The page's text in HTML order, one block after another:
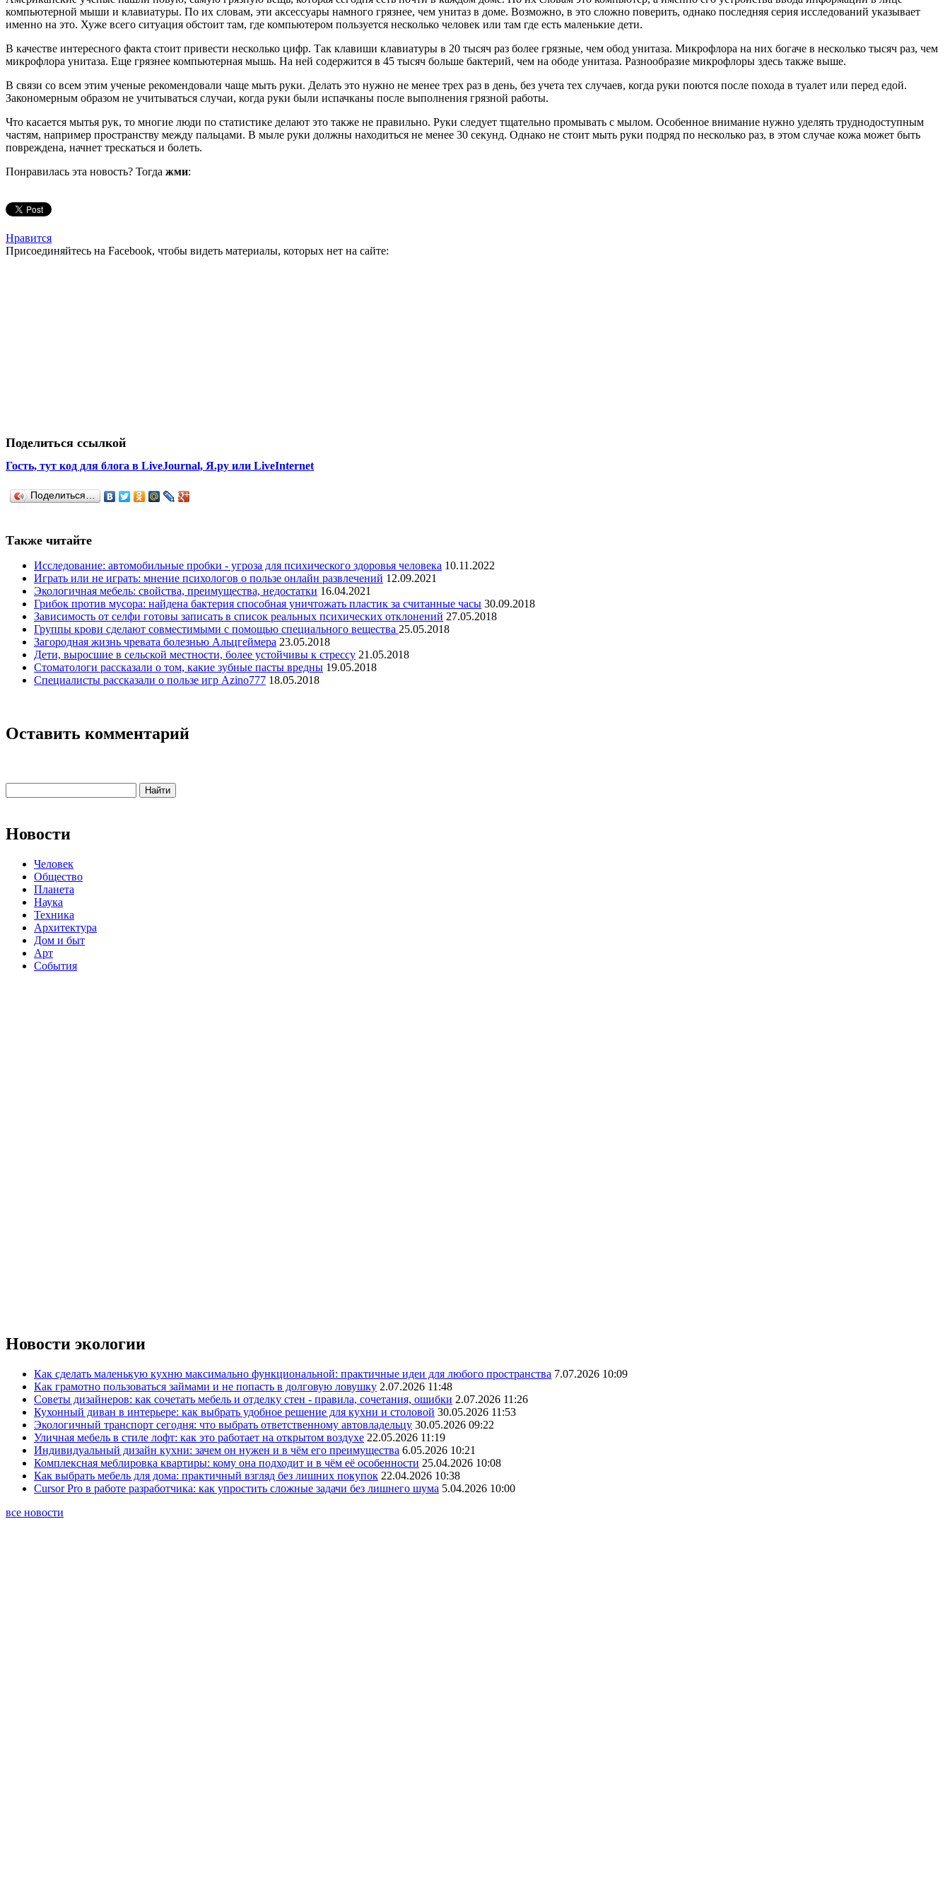
компьютерной мыши и клавиатуры. По их словам, эти аксессуары намного грязнее, чем унитаз в доме. Возможно, в это сложно поверить, однако последняя серия исследований указывает
именно на это. Хуже всего ситуация обстоит там, где компьютером пользуется несколько человек или там где есть маленькие дети.
В качестве интересного факта стоит привести несколько цифр. Так клавиши клавиатуры в 20 тысяч раз более грязные, чем обод унитаза. Микрофлора на них богаче в несколько тысяч раз, чем
микрофлора унитаза. Еще грязнее компьютерная мышь. На ней содержится в 45 тысяч больше бактерий, чем на ободе унитаза. Разнообразие микрофлоры здесь также выше.
В связи со всем этим ученые рекомендовали чаще мыть руки. Делать это нужно не менее трех раз в день, без учета тех случаев, когда руки поются после похода в туалет или перед едой.
Закономерным образом не учитываться случаи, когда руки были испачканы после выполнения грязной работы.
Что касается мытья рук, то многие люди по статистике делают это также не правильно. Руки следует тщательно промывать с мылом. Особенное внимание нужно уделять труднодоступным
частям, например пространству между пальцами. В мыле руки должны находиться не менее 30 секунд. Однако не стоит мыть руки подряд по несколько раз, в этом случае кожа может быть
повреждена, начнет трескаться и болеть.
Понравилась эта новость? Тогда жми:
Нравится
Присоединяйтесь на Facebook, чтобы видеть материалы, которых нет на сайте:
Поделиться ссылкой
Гость, тут код для блога в LiveJournal, Я.ру или LiveInternet
Поделиться…
Также читайте
Исследование: автомобильные пробки - угроза для психического здоровья человека 10.11.2022
Играть или не играть: мнение психологов о пользе онлайн развлечений 12.09.2021
Экологичная мебель: свойства, преимущества, недостатки 16.04.2021
Грибок против мусора: найдена бактерия способная уничтожать пластик за считанные часы 30.09.2018
Зависимость от селфи готовы записать в список реальных психических отклонений 27.05.2018
Группы крови сделают совместимыми с помощью специального вещества 25.05.2018
Загородная жизнь чревата болезнью Альцгеймера 23.05.2018
Дети, выросшие в сельской местности, более устойчивы к стрессу 21.05.2018
Стоматологи рассказали о том, какие зубные пасты вредны 19.05.2018
Специалисты рассказали о пользе игр Azino777 18.05.2018
Оставить комментарий
Новости
Человек
Общество
Планета
Наука
Техника
Архитектура
Дом и быт
Арт
События
Новости экологии
Как сделать маленькую кухню максимально функциональной: практичные идеи для любого пространства 7.07.2026 10:09
Как грамотно пользоваться займами и не попасть в долговую ловушку 2.07.2026 11:48
Советы дизайнеров: как сочетать мебель и отделку стен - правила, сочетания, ошибки 2.07.2026 11:26
Кухонный диван в интерьере: как выбрать удобное решение для кухни и столовой 30.05.2026 11:53
Экологичный транспорт сегодня: что выбрать ответственному автовладельцу 30.05.2026 09:22
Уличная мебель в стиле лофт: как это работает на открытом воздухе 22.05.2026 11:19
Индивидуальный дизайн кухни: зачем он нужен и в чём его преимущества 6.05.2026 10:21
Комплексная меблировка квартиры: кому она подходит и в чём её особенности 25.04.2026 10:08
Как выбрать мебель для дома: практичный взгляд без лишних покупок 22.04.2026 10:38
Cursor Pro в работе разработчика: как упростить сложные задачи без лишнего шума 5.04.2026 10:00
все новости